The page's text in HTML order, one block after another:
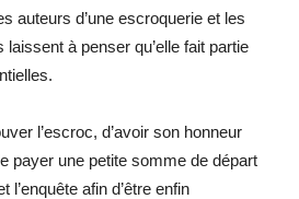
auteurs d’une escroquerie et les
à penser qu’elle fait partie
l’escroc, d’avoir son honneur
payer une petite somme de départ
l’enquête afin d’être enfin